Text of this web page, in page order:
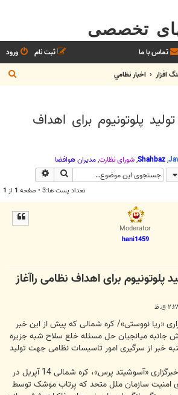
تخصصی
تماس با ما ورود
ثبت نام
افزار اخبار نظامي
س
پلوتونیوم برای اهداف
,
Shahbaz
,شوراي نظارت,مديران هوافضا
جستجو
تعداد پست ها:3 • صفحه 1 از 1
Moderator
hani1459
پلوتونیوم برای اهداف نظامی راآغاز
«ریا نووستی»/ کره شمالی که پیش از این خبر
جانبه میانجیان حل مسئله خلع سلاح شبه جزیره
خبر از سرگیری امور تاسیسات نظامی جهت تولید
به گزارش «ریا نووستی» از خبرگزاری «آسوشیتد پرس»، کره شمالی 14 آپریل در
امنیت سازمان ملل متحد که پرتاب موشک توسط